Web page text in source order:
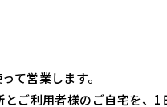
て営業します。
ご利用者様のご自宅を、